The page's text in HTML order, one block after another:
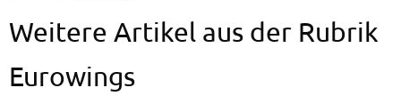
Weitere Artikel aus der Rubrik
Eurowings